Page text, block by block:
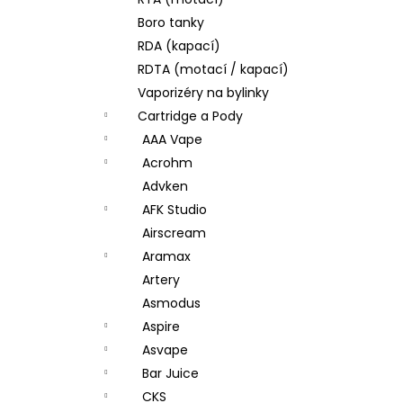
Boro tanky
RDA (kapací)
RDTA (motací / kapací)
Vaporizéry na bylinky
Cartridge a Pody
AAA Vape
Acrohm
Advken
AFK Studio
Airscream
Aramax
Artery
Asmodus
Aspire
Asvape
Bar Juice
CKS
JOYETECH BF SS316 ATOMIZER 0,6OHM
48 Kč